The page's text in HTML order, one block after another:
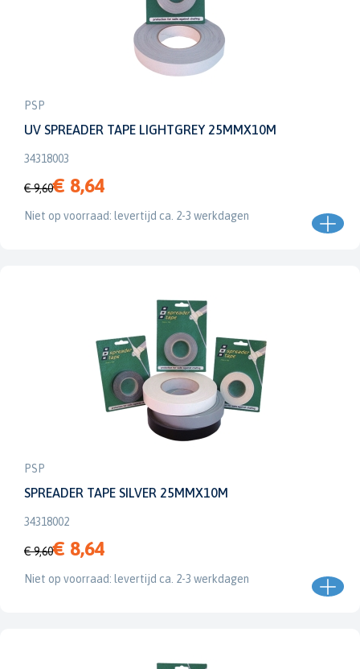
PSP
UV SPREADER TAPE LIGHTGREY 25MMX10M
34318003
€ 9,60€ 8,64
Niet op voorraad: levertijd ca. 2-3 werkdagen
PSP
SPREADER TAPE SILVER 25MMX10M
34318002
€ 9,60€ 8,64
Niet op voorraad: levertijd ca. 2-3 werkdagen